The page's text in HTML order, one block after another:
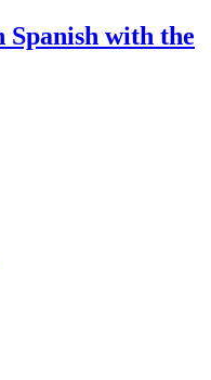
Spanish with the